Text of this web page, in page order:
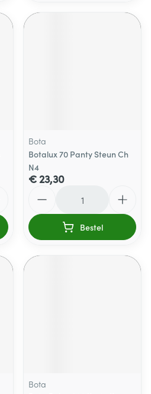
Bota
Botalux 70 Panty Steun Ch
N4
€ 23,30
Bestel
Bota